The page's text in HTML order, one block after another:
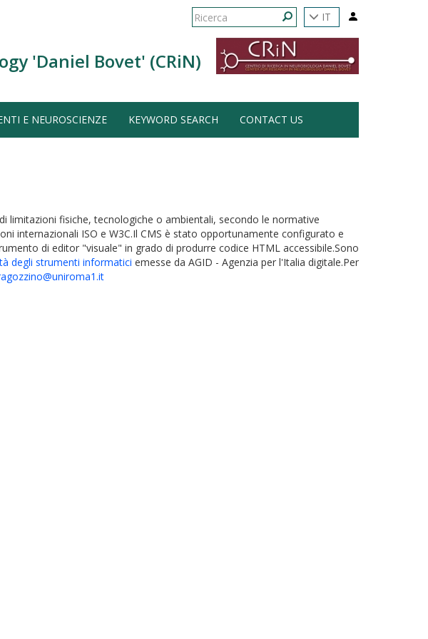
IT
Form
ricerca
Ricerca
'Daniel Bovet' (CRiN)
E NEUROSCIENZE KEYWORD SEARCH CONTACT US
limitazioni fisiche, tecnologiche o ambientali, secondo le normative
internazionali ISO e W3C.Il CMS è stato opportunamente configurato e
di editor "visuale" in grado di produrre codice HTML accessibile.Sono
degli strumenti informatici emesse da AGID - Agenzia per l'Italia digitale.Per